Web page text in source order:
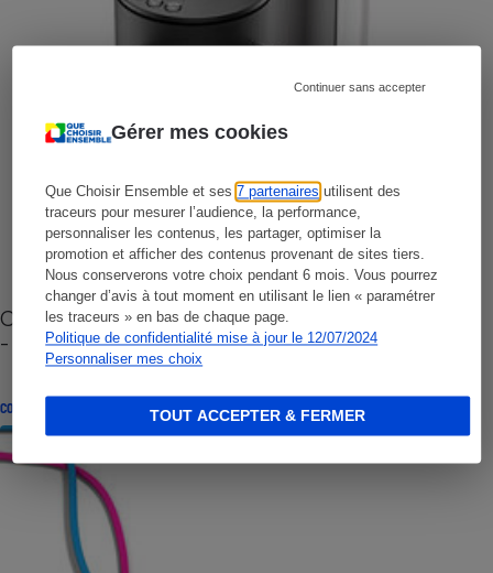
Gérer mes cookies
Que Choisir Ensemble et ses7 partenaires utilisent des
traceurs pour mesurer l’audience, la performance,
personnaliser les contenus, les partager, optimiser la
promotion et afficher des contenus provenant de sites tiers.
Nous conserverons votre choix pendant 6 mois. Vous pourrez
changer d’avis à tout moment en utilisant le lien « paramétrer
les traceurs » en bas de chaque page.
Politique de confidentialité mise à jour le 12/07/2024
Personnaliser mes choix
Continuer sans accepter
TOUT ACCEPTER & FERMER
Cafetière à capsules zéro déchet CoffeeB (vidéo)
- Premières impressions
CONSEILS